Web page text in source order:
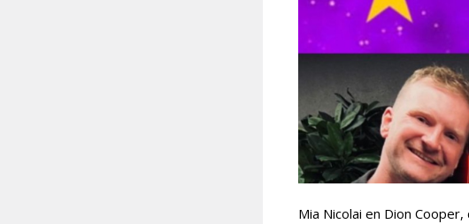
Mia Nicolai en Dion